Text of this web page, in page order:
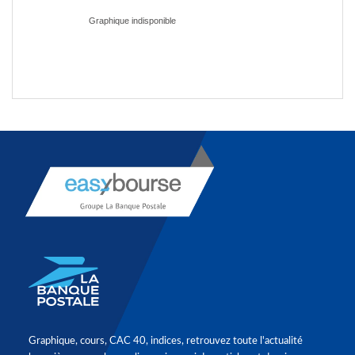
Graphique, cours, CAC 40, indices, retrouvez toute l'actualité